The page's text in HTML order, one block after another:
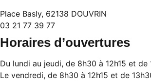
Place Basly, 62138 DOUVRIN
03 21 77 39 77
Horaires d’ouvertures
Du lundi au jeudi, de 8h30 à 12h15 et de
Le vendredi, de 8h30 à 12h15 et de